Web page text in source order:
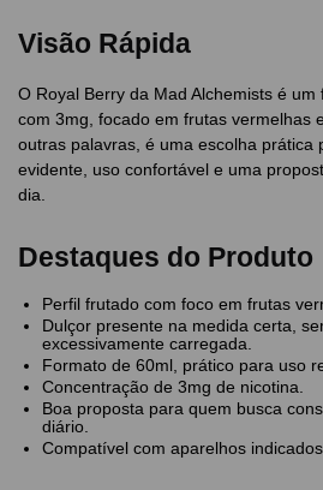
Visão Rápida
O Royal Berry da Mad Alchemists é
com 3mg, focado em frutas vermelhas
outras palavras, é uma escolha prática
evidente, uso confortável e uma
dia.
Destaques do Produto
Perfil frutado com foco em frutas
Dulçor presente na medida certa,
excessivamente carregada.
Formato de 60ml, prático para uso
Concentração de 3mg de nicotina.
Boa proposta para quem busca
diário.
Compatível com aparelhos